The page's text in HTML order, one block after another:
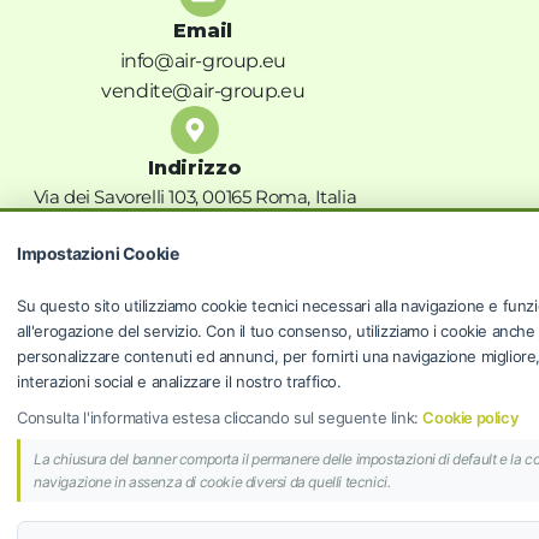
Email
info@air-group.eu
vendite@air-group.eu
Indirizzo
Via dei Savorelli 103, 00165 Roma, Italia
Privacy Policy
Privacy Policy
Cookie Policy
Risoluzioni controversie
Programma fedeltà
AIR GROUP S.R.L.
Impostazioni Cookie
Su questo sito utilizziamo cookie tecnici necessari alla navigazione e
all'erogazione del servizio. Con il tuo consenso, utilizziamo i cookie
personalizzare contenuti ed annunci, per fornirti una navigazione
interazioni social e analizzare il nostro traffico.
Consulta l'informativa estesa cliccando sul seguente link:Cookie policy
La chiusura del banner comporta il permanere delle impostazioni di default e la
navigazione in assenza di cookie diversi da quelli tecnici.